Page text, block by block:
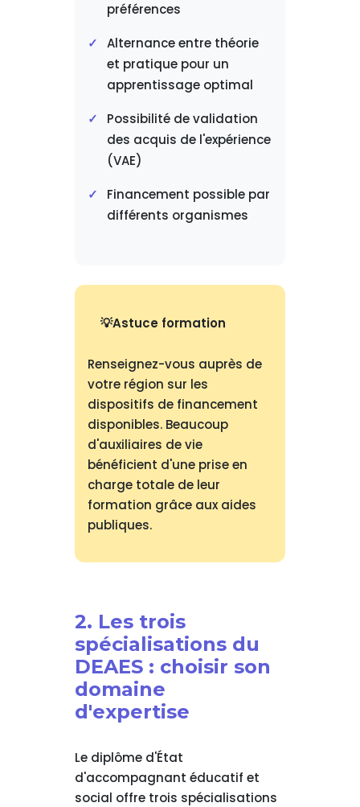
préférences
Alternance entre théorie
et pratique pour un
apprentissage optimal
Possibilité de validation
des acquis de l'expérience
(VAE)
Financement possible par
différents organismes
Astuce formation
Renseignez-vous auprès de
votre région sur les
dispositifs de financement
disponibles. Beaucoup
d'auxiliaires de vie
bénéficient d'une prise en
charge totale de leur
formation grâce aux aides
publiques.
2. Les trois
spécialisations du
DEAES : choisir son
domaine
d'expertise
Le diplôme d'État
d'accompagnant éducatif et
social offre trois spécialisations